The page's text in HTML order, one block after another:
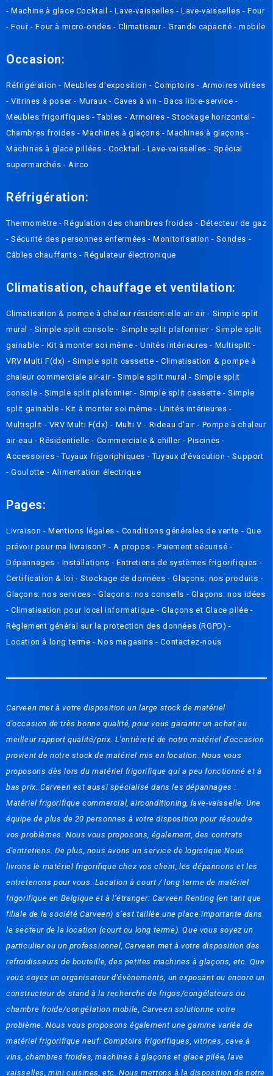
-Machine à glace Cocktail-Lave-vaisselles-Lave-vaisselles -Four
-Four-Four à micro-ondes -Climatiseur-Grande capacité-mobile
Occasion:
Réfrigération- Meubles d'exposition-Comptoirs- Armoires vitrées
-Vitrines à poser- Muraux -Caves à vin-Bacs libre-service -
Meubles frigorifiques-Tables - Armoires-Stockage horizontal-
Chambres froides-Machines à glaçons -Machines à glaçons-
Machines à glace pillées-Cocktail - Lave-vaisselles- Spécial
supermarchés - Airco
Réfrigération:
Thermomètre-Régulation des chambres froides - Détecteur de gaz
-Sécurité des personnes enfermées-Monitorisation-Sondes -
Câbles chauffants -Régulateur électronique
Climatisation, chauffage et ventilation:
Climatisation & pompe à chaleur résidentielle air-air- Simple split
mural - Simple split console- Simple split plafonnier-Simple split
gainable- Kit à monter soi même -Unités intérieures- Multisplit-
VRV Multi F(dx) - Simple split cassette-Climatisation & pompe à
chaleur commerciale air-air -Simple split mural- Simple split
console -Simple split plafonnier- Simple split cassette -Simple
split gainable -Kit à monter soi même- Unités intérieures-
Multisplit - VRV Multi F(dx)- Multi V- Rideau d'air- Pompe à chaleur
air-eau -Résidentielle- Commerciale & chiller -Piscines-
Accessoires-Tuyaux frigoriphiques -Tuyaux d'évacution-Support
-Goulotte - Alimentation électrique
Pages:
Livraison -Mentions légales- Conditions générales de vente - Que
prévoir pour ma livraison? - A propos -Paiement sécurisé -
Dépannages - Installations-Entretiens de systèmes frigorifiques -
Certification & loi -Stockage de données-Glaçons: nos produits -
Glaçons: nos services-Glaçons: nos conseils - Glaçons: nos idées
-Climatisation pour local informatique-Glaçons et Glace pilée-
Règlement général sur la protection des données (RGPD)-
Location à long terme -Nos magasins-Contactez-nous
Carveen met à votre disposition un large stock de matériel
d'occasion de très bonne qualité, pour vous garantir un achat au
meilleur rapport qualité/prix. L'entièreté de notre matériel d'occasion
provient de notre stock de matériel mis en location. Nous vous
proposons dès lors du matériel frigorifique qui a peu fonctionné et à
bas prix. Carveen est aussi spécialisé dans les dépannages :
Matériel frigorifique commercial, airconditioning, lave-vaisselle. Une
équipe de plus de 20 personnes à votre disposition pour résoudre
vos problèmes. Nous vous proposons, également, des contrats
d'entretiens. De plus, nous avons un service de logistique:Nous
livrons le matériel frigorifique chez vos client, les dépannons et les
entretenons pour vous. Location à court / long terme de matériel
frigorifique en Belgique et à l’étranger: Carveen Renting (en tant que
filiale de la société Carveen) s’est taillée une place importante dans
le secteur de la location (court ou long terme). Que vous soyez un
particulier ou un professionnel, Carveen met à votre disposition des
refroidisseurs de bouteille, des petites machines à glaçons, etc. Que
vous soyez un organisateur d'évènements, un exposant ou encore un
constructeur de stand à la recherche de frigos/congélateurs ou
chambre froide/congélation mobile, Carveen solutionne votre
problème. Nous vous proposons également une gamme variée de
matériel frigorifique neuf: Comptoirs frigorifiques, vitrines, cave à
vins, chambres froides, machines à glaçons et glace pilée, lave
vaisselles, mini cuisines, etc. Nous mettons à la disposition de notre